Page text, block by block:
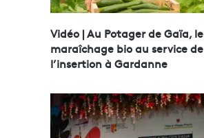
Vidéo | Au Potager de Gaïa, le
maraîchage bio au service de
l’insertion à Gardanne